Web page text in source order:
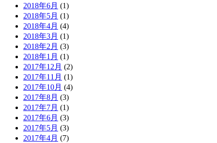
2018年6月 (1)
2018年5月 (1)
2018年4月 (4)
2018年3月 (1)
2018年2月 (3)
2018年1月 (1)
2017年12月 (2)
2017年11月 (1)
2017年10月 (4)
2017年8月 (3)
2017年7月 (1)
2017年6月 (3)
2017年5月 (3)
2017年4月 (7)